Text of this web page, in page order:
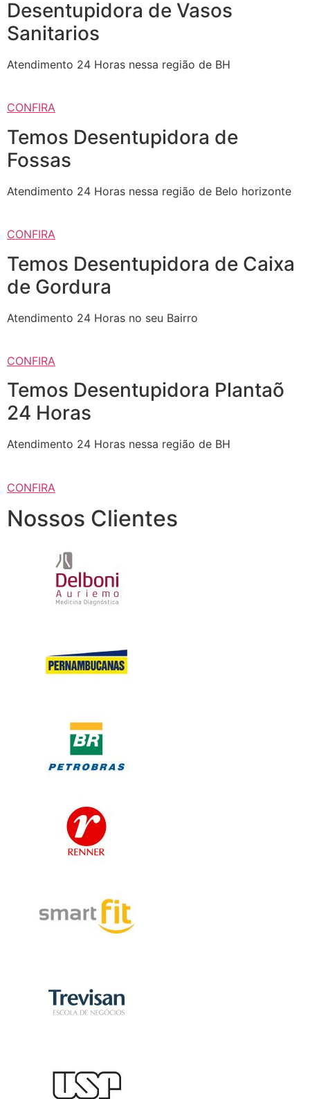
Desentupidora de Vasos
Sanitarios
Atendimento 24 Horas nessa região de BH
CONFIRA
Temos Desentupidora de
Fossas
Atendimento 24 Horas nessa região de Belo horizonte
CONFIRA
Temos Desentupidora de Caixa
de Gordura
Atendimento 24 Horas no seu Bairro
CONFIRA
Temos Desentupidora Plantaõ
24 Horas
Atendimento 24 Horas nessa região de BH
CONFIRA
Nossos Clientes